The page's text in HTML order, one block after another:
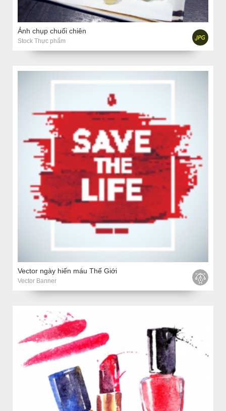
Ảnh chụp chuối chiên
Stock Thực phẩm
Vector ngày hiến máu Thế Giới
Vector Banner